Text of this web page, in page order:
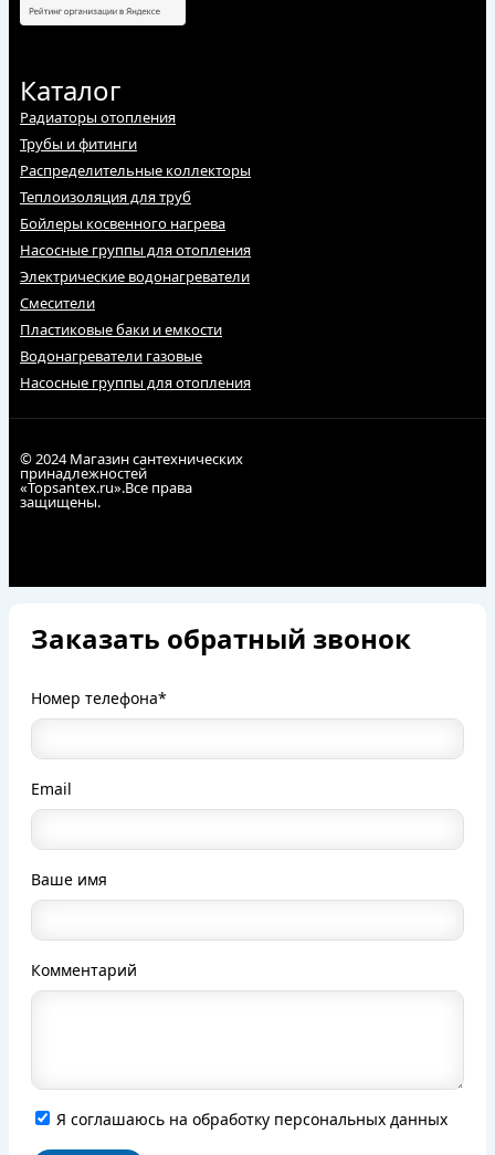
Каталог
Радиаторы отопления
Трубы и фитинги
Распределительные коллекторы
Теплоизоляция для труб
Бойлеры косвенного нагрева
Насосные группы для отопления
Электрические водонагреватели
Смесители
Пластиковые баки и емкости
Водонагреватели газовые
Насосные группы для отопления
© 2024 Магазин сантехнических
принадлежностей
«Topsantex.ru».Все права
защищены.
Заказать обратный звонок
Номер телефона*
Email
Ваше имя
Комментарий
Я соглашаюсь на обработку персональных данных